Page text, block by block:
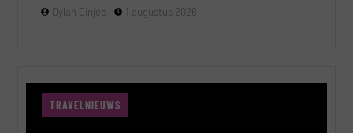
Dylan Cinjee 1 augustus 2026
TRAVELNIEUWS